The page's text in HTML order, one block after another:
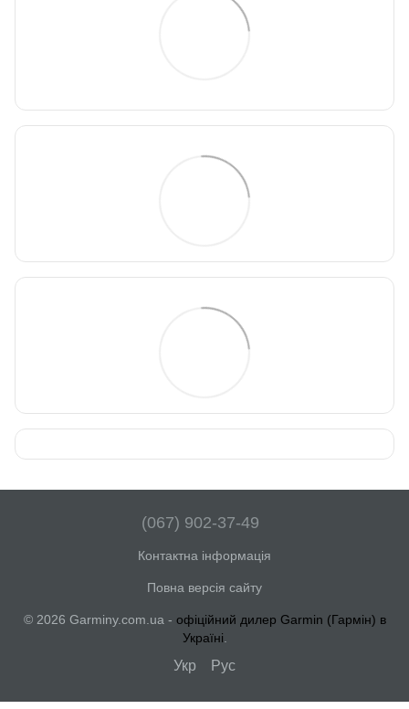
(067) 902-37-49
Контактна інформація
Повна версія сайту
© 2026 Garminy.com.ua - офіційний дилер Garmin (Гармін) в
Україні
Укр Рус